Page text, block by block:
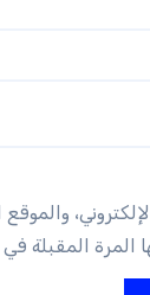
والموقع
المرة المقبلة في